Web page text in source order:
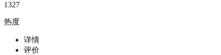
1327
热度
详情
评价